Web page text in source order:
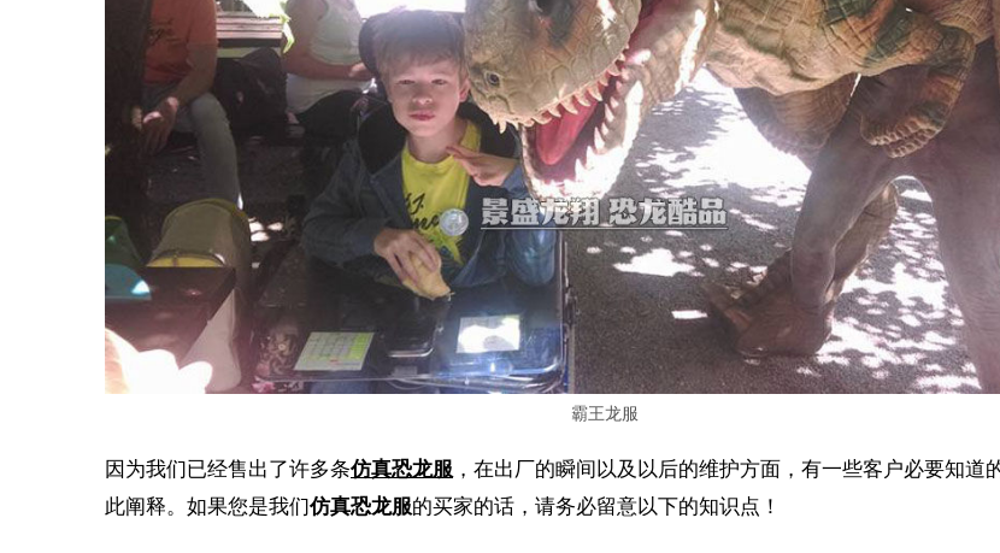
霸王龙服
因为我们已经售出了许多条仿真恐龙服 ，在出厂的瞬间以及以后的维护方面，有一些客户必要知道
此阐释。如果您是我们仿真恐龙服的买家的话，请务必留意以下的知识点！